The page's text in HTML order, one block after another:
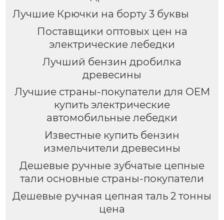
Лучшие Крючки на борту 3 буквы
Поставщики оптовых цен на
электрические лебедки
Лучший бензин дробилка
древесины
Лучшие страны-покупатели для OEM
купить электрические
автомобильные лебедки
Известные купить бензин
измельчители древесины
Дешевые ручные зубчатые цепные
тали основные страны-покупатели
Дешевые ручная цепная таль 2 тонны
цена